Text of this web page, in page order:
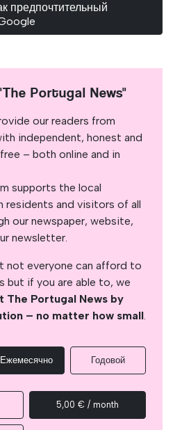
предпочтительный
Portugal News"
our readers from
independent, honest and
– both online and in
supports the local
residents and visitors of all
our newspaper, website,
newsletter.
not everyone can afford to
but if you are able to, we
The Portugal News by
– no matter how small.
Ежемесячно Годовой
5,00 € / month